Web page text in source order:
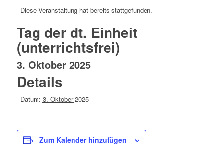
Diese Veranstaltung hat bereits stattgefunden.
Tag der dt. Einheit
(unterrichtsfrei)
3. Oktober 2025
Details
Datum: 3. Oktober 2025
Zum Kalender hinzufügen